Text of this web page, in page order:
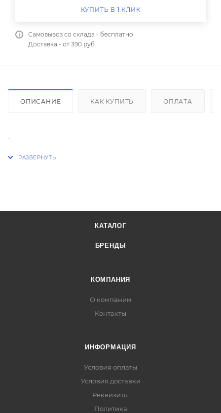
КУПИТЬ В 1 КЛИК
Самовывоз со склада - бесплатно
Доставка - от 390 руб.
ОПИСАНИЕ КАК КУПИТЬ ОПЛАТА
-
КАТАЛОГ
БРЕНДЫ
КОМПАНИЯ
О компании
Контакты
ИНФОРМАЦИЯ
Условия оплаты
Условия доставки
Реквизиты
Политика